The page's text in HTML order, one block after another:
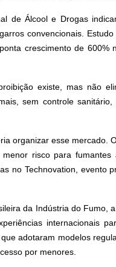
de Álcool e Drogas
convencionais.
crescimento de
existe, mas não
sem controle
organizar esse mercado.
risco para
no Technovation, evento
da Indústria do Fumo,
internacionais
adotaram modelos
por menores.